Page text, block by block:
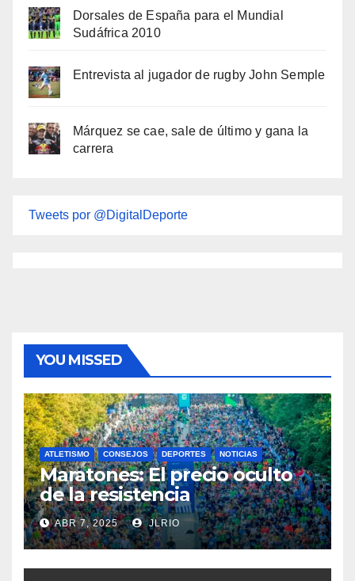
Dorsales de España para el Mundial
Sudáfrica 2010
Entrevista al jugador de rugby John Semple
Márquez se cae, sale de último y gana la
carrera
Tweets por @DigitalDeporte
YOU MISSED
ATLETISMO CONSEJOS DEPORTES NOTICIAS
Maratones: El precio oculto
de la resistencia
ABR 7, 2025 JLRIO